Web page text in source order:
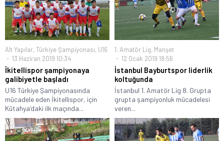
Alt Yapılar, Türkiye Şampiyonası, U16
13 Haziran 2019 10:34
İkitellispor şampiyonaya
galibiyetle başladı
U16 Türkiye Şampiyonasında
mücadele eden İkitellispor, için
Kütahya’daki ilk maçında...
1. Amatör Lig, Manşet
12 Ocak 2019 18:56
İstanbul Bayburtspor liderlik
koltuğunda
İstanbul 1. Amatör Lig 8. Grupta
grupta şampiyonluk mücadelesi
veren...